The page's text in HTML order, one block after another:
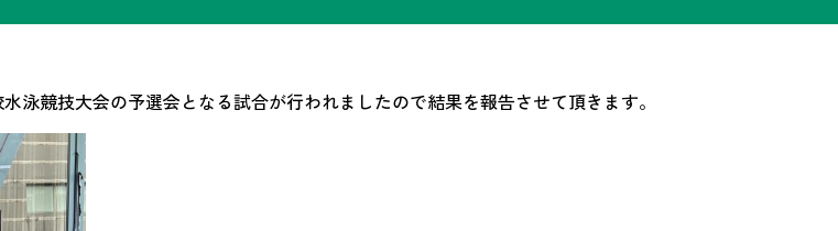
競技大会の予選会となる試合が行われましたので結果を報告させて頂きます。